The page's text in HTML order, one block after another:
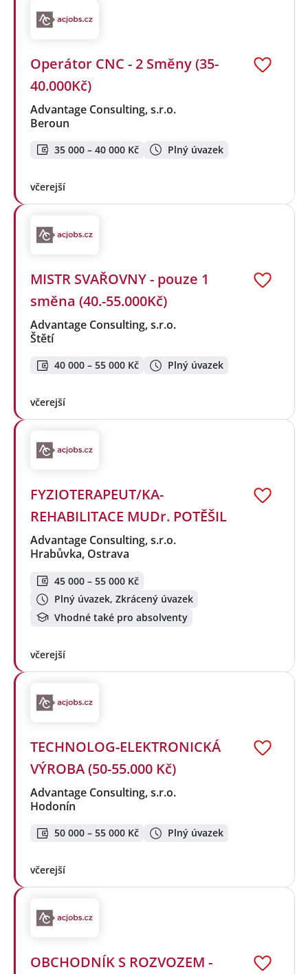
Operátor CNC - 2 Směny (35-
40.000Kč)
Advantage Consulting, s.r.o.
Beroun
35 000 – 40 000 Kč Plný úvazek
včerejší
MISTR SVAŘOVNY - pouze 1
směna (40.-55.000Kč)
Advantage Consulting, s.r.o.
Štětí
40 000 – 55 000 Kč Plný úvazek
včerejší
FYZIOTERAPEUT/KA-
REHABILITACE MUDr. POTĚŠIL
Advantage Consulting, s.r.o.
Hrabůvka, Ostrava
45 000 – 55 000 Kč
Plný úvazek, Zkrácený úvazek
Vhodné také pro absolventy
včerejší
TECHNOLOG-ELEKTRONICKÁ
VÝROBA (50-55.000 Kč)
Advantage Consulting, s.r.o.
Hodonín
50 000 – 55 000 Kč Plný úvazek
včerejší
OBCHODNÍK S ROZVOZEM -